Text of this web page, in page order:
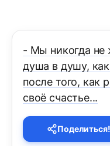
- Мы никогда не
душа в душу,
после того, как
своё счастье...
Поделиться!